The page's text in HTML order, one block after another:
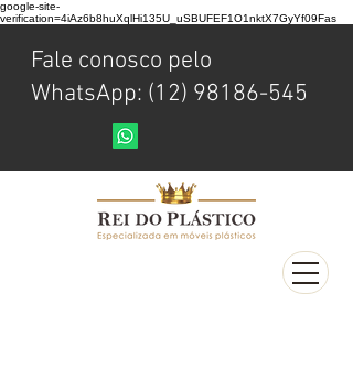
google-site-
verification=4iAz6b8huXqlHi135U_uSBUFEF1O1nktX7GyYf09Fas
Fale conosco pelo
WhatsApp: (12) 98186-545